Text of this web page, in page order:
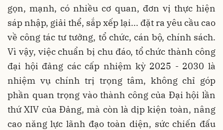
gọn, mạnh, có nhiều cơ quan, đơn vị thực hiện
sáp nhập, giải thể, sắp xếp lại... đặt ra yêu cầu cao
về công tác tư tưởng, tổ chức, cán bộ, chính sách.
Vì vậy, việc chuẩn bị chu đáo, tổ chức thành công
đại hội đảng các cấp nhiệm kỳ 2025 - 2030 là
nhiệm vụ chính trị trọng tâm, không chỉ góp
phần quan trọng vào thành công của Đại hội lần
thứ XIV của Đảng, mà còn là dịp kiện toàn, nâng
cao năng lực lãnh đạo toàn diện, sức chiến đấu